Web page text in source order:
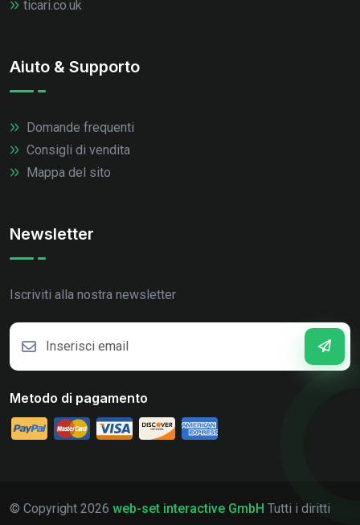
ticari.co.uk
Aiuto & Supporto
Domande frequenti
Consigli di vendita
Mappa del sito
Newsletter
Iscriviti alla nostra newsletter
Metodo di pagamento
© Copyright 2026 web-set interactive GmbH Tutti i diritti